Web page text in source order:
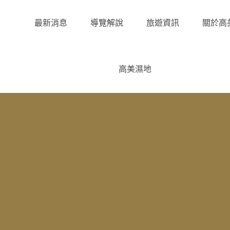
最新消息 導覽解說 旅遊資訊 關於高
高美濕地